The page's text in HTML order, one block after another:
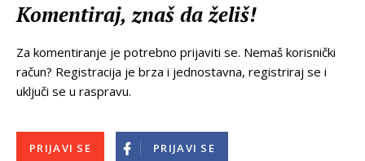
Komentiraj, znaš da želiš!
Za komentiranje je potrebno prijaviti se. Nemaš korisnički
račun? Registracija je brza i jednostavna, registriraj se i
uključi se u raspravu.
PRIJAVI SE PRIJAVI SE